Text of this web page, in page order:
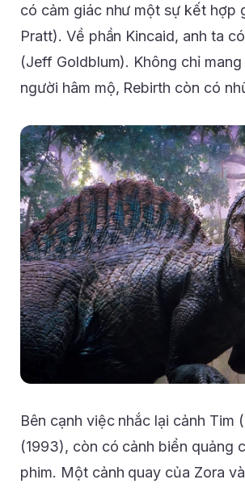
có cảm giác như một sự kết hợp
Pratt). Về phần Kincaid, anh ta
(Jeff Goldblum). Không chỉ
người hâm mộ, Rebirth còn có
Bên cạnh việc nhắc lại cảnh
(1993), còn có cảnh biển quảng
phim. Một cảnh quay của Zora